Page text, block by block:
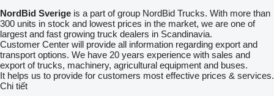
NordBid Sverige is a part of group NordBid Trucks. With more than
300 units in stock and lowest prices in the market, we are one of
largest and fast growing truck dealers in Scandinavia.
Customer Center will provide all information regarding export and
transport options. We have 20 years experience with sales and
export of trucks, machinery, agricultural equipment and buses.
It helps us to provide for customers most effective prices & services.
Chi tiết